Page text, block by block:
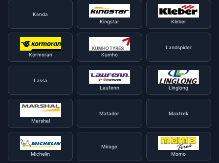
Kenda
Kingstar
Kleber
Kormoran Kumho
Landspider
Lassa
Laufenn
Linglong
Marshal
Matador Maxtrek
Michelin
Mirage
Momo